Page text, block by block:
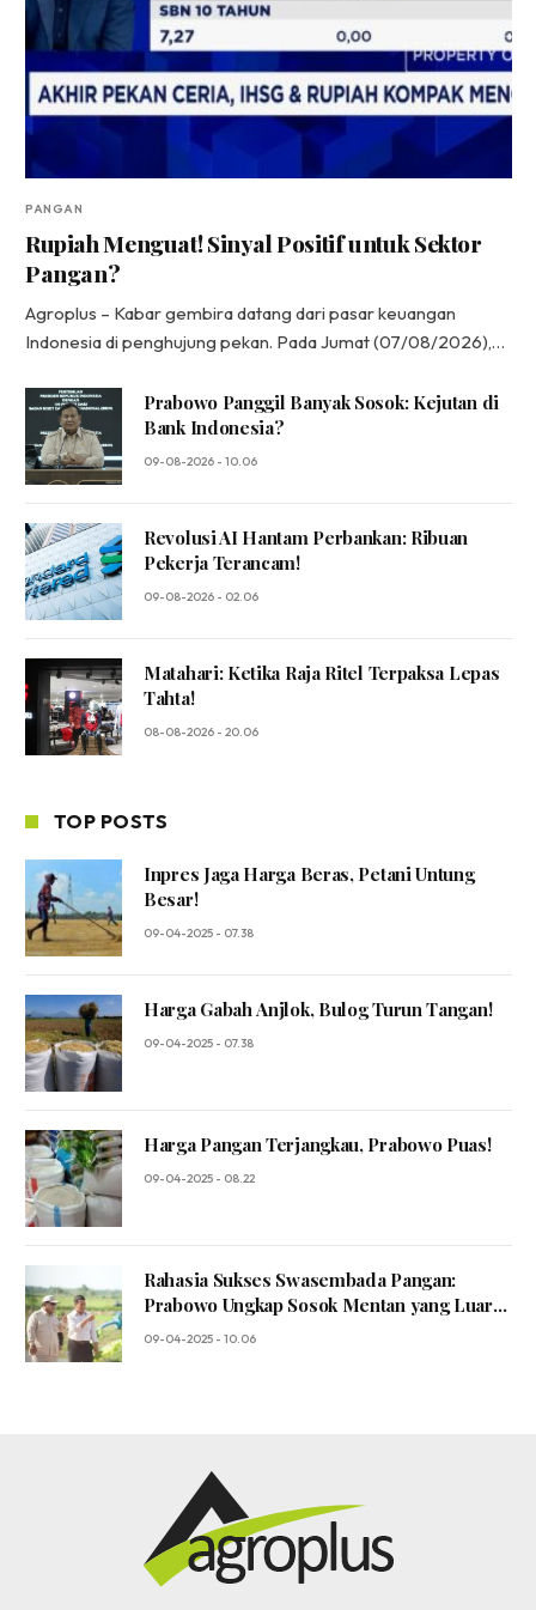
PANGAN
Rupiah Menguat! Sinyal Positif untuk Sektor
Pangan?
Agroplus – Kabar gembira datang dari pasar keuangan
Indonesia di penghujung pekan. Pada Jumat (07/08/2026),…
Prabowo Panggil Banyak Sosok: Kejutan di
Bank Indonesia?
09-08-2026 - 10.06
Revolusi AI Hantam Perbankan: Ribuan
Pekerja Terancam!
09-08-2026 - 02.06
Matahari: Ketika Raja Ritel Terpaksa Lepas
Tahta!
08-08-2026 - 20.06
TOP POSTS
Inpres Jaga Harga Beras, Petani Untung
Besar!
09-04-2025 - 07.38
Harga Gabah Anjlok, Bulog Turun Tangan!
09-04-2025 - 07.38
Harga Pangan Terjangkau, Prabowo Puas!
09-04-2025 - 08.22
Rahasia Sukses Swasembada Pangan:
Prabowo Ungkap Sosok Mentan yang Luar
Biasa!
09-04-2025 - 10.06